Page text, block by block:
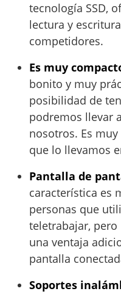
tecnología SSD,
lectura y
competidores.
Es muy
bonito y muy
posibilidad de
podremos llevar
nosotros. Es
que lo llevamos
Pantalla de
característica es
personas que
teletrabajar, pero
una ventaja
pantalla
Soportes